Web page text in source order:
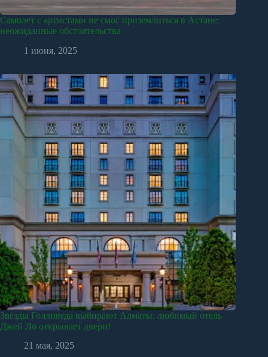
Самолет с артистами не смог приземлиться в Астане:
неожиданные обстоятельства
1 июня, 2025
Звезды Голливуда выбирают Алматы: любимый отель
Джей Ло открывает двери!
21 мая, 2025